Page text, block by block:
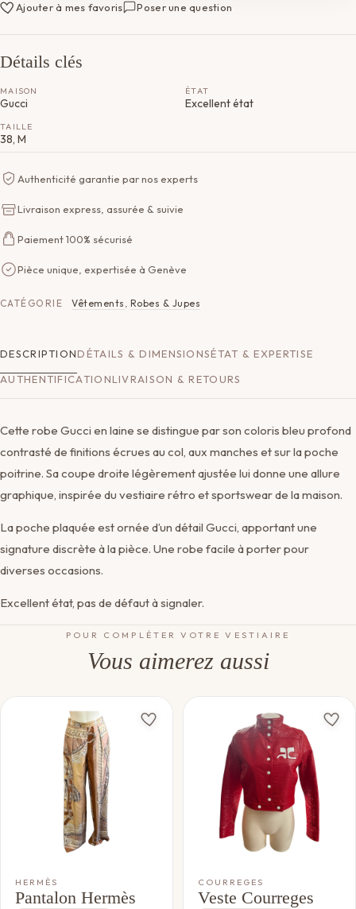
Gucci
Ajouter à mes favoris Poser une question
Détails clés
MAISON
Gucci
ÉTAT
Excellent état
TAILLE
38, M
Authenticité garantie par nos experts
Livraison express, assurée & suivie
Paiement 100% sécurisé
Pièce unique, expertisée à Genève
CATÉGORIE Vêtements , Robes & Jupes
DESCRIPTIONDÉTAILS & DIMENSIONSÉTAT & EXPERTISE
AUTHENTIFICATIONLIVRAISON & RETOURS
Cette robe Gucci en laine se distingue par son coloris bleu profond
contrasté de finitions écrues au col, aux manches et sur la poche
poitrine. Sa coupe droite légèrement ajustée lui donne une allure
graphique, inspirée du vestiaire rétro et sportswear de la maison.
La poche plaquée est ornée d’un détail Gucci, apportant une
signature discrète à la pièce. Une robe facile à porter pour
diverses occasions.
Excellent état, pas de défaut à signaler.
POUR COMPLÉTER VOTRE VESTIAIRE
Vous aimerez aussi
HERMÈS
Pantalon Hermès
COURREGES
Veste Courreges